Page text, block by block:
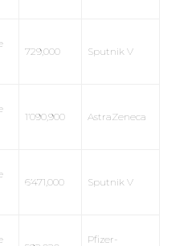
729,000 Sputnik V
1’090,900 AstraZeneca
6’471,000 Sputnik V
Pfizer-